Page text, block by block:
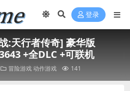
登录
:天行者传奇] 豪华版
+全DLC +可联机
冒险游戏动作游戏 141